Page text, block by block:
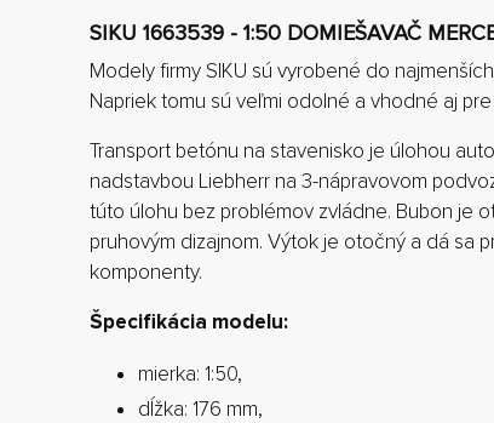
SIKU 1663539 - 1:50 DOMIEŠAVAČ
Modely firmy SIKU sú vyrobené do
Napriek tomu sú veľmi odolné a vhodné aj
Transport betónu na stavenisko je úlohou
nadstavbou Liebherr na 3-nápravovom
túto úlohu bez problémov zvládne. Bubon je
pruhovým dizajnom. Výtok je otočný a dá sa
komponenty.
Špecifikácia modelu:
mierka: 1:50,
dĺžka: 176 mm,